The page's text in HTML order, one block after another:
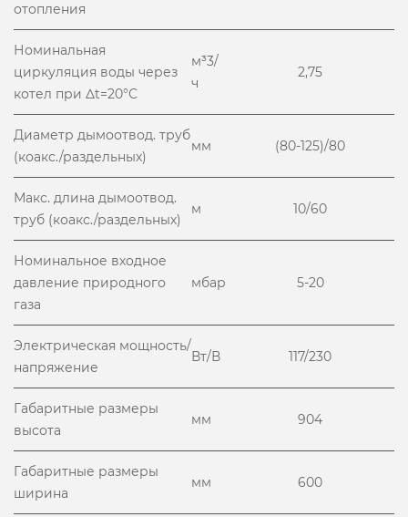
отопления
Номинальная
циркуляция воды через
котел при Δt=20°С
м³3/
ч
2,75
Диаметр дымоотвод. труб
(коакс./раздельных)
мм (80-125)/80
Макс. длина дымоотвод.
труб (коакс./раздельных)
м 10/60
Номинальное входное
давление природного
газа
мбар 5-20
Электрическая мощность/
напряжение
Вт/В 117/230
Габаритные размеры
высота
мм 904
Габаритные размеры
ширина
мм 600